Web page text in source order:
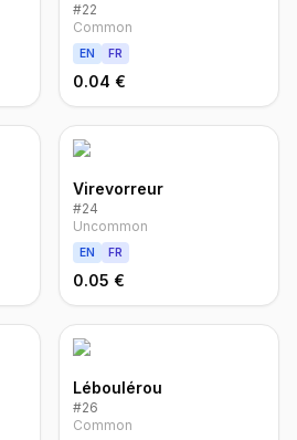
#22
Common
EN FR
0.04 €
Virevorreur
#24
Uncommon
EN FR
0.05 €
Léboulérou
#26
Common